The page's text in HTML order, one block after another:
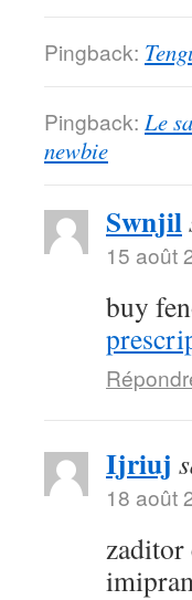
Pingback:
Pingback: Le
newbie
Swnjil
15 août
buy
Ijriuj
18 août
zaditor